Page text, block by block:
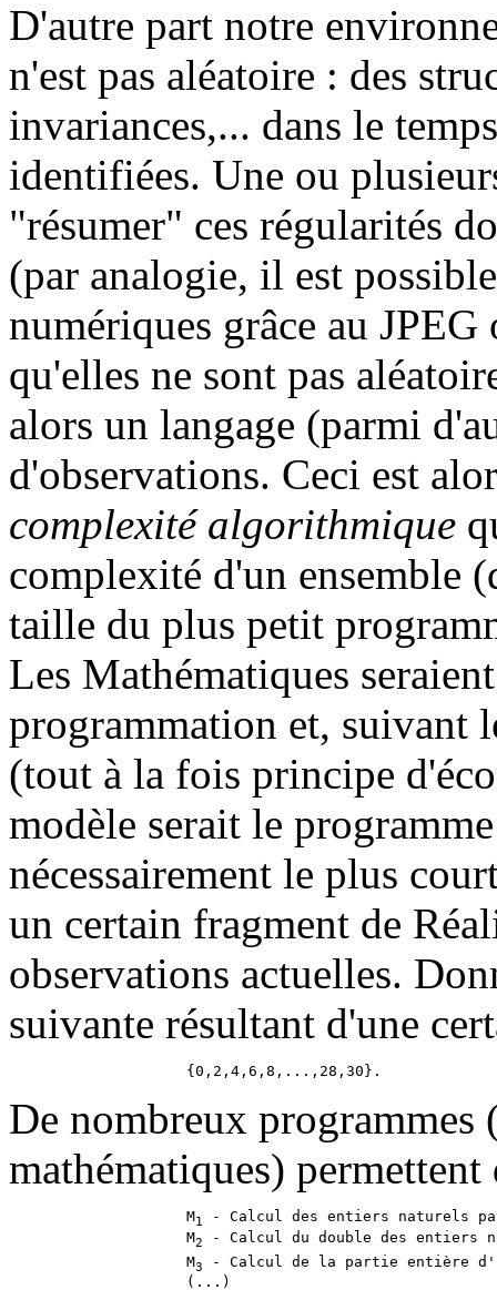
D'autre part notre
n'est pas aléatoire : des
invariances,... dans le
identifiées. Une ou
"résumer" ces régularités
(par analogie, il est
numériques grâce au
qu'elles ne sont pas
alors un langage (parmi
d'observations. Ceci est
complexité algorithmique
complexité d'un ensemble
taille du plus petit
Les Mathématiques
programmation et, suivant
(tout à la fois principe
modèle serait le
nécessairement le plus
un certain fragment de
observations actuelles.
suivante résultant d'une
De nombreux programmes
mathématiques)
                    M
1
- Calcul des entiers
                    M
2
- Calcul du double des
                    M
3
- Calcul de la partie entière
                    (...)